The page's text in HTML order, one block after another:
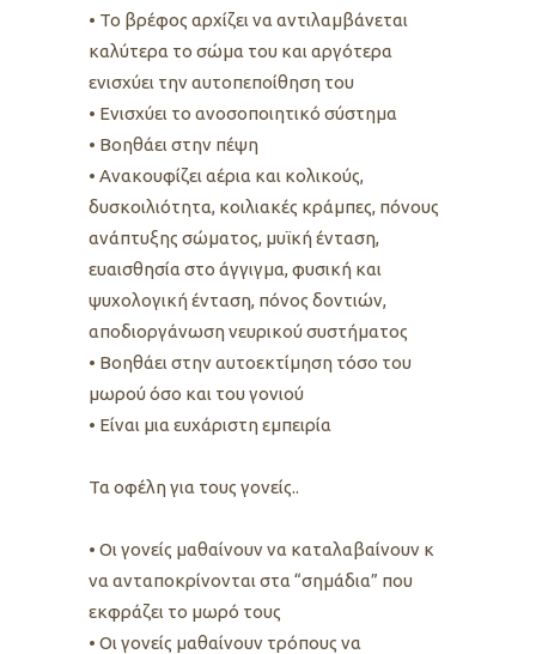
• Το βρέφος αρχίζει να αντιλαμβάνεται
καλύτερα το σώμα του και αργότερα
ενισχύει την αυτοπεποίθηση του
• Ενισχύει το ανοσοποιητικό σύστημα
• Βοηθάει στην πέψη
• Ανακουφίζει αέρια και κολικούς,
δυσκοιλιότητα, κοιλιακές κράμπες, πόνους
ανάπτυξης σώματος, μυϊκή ένταση,
ευαισθησία στο άγγιγμα, φυσική και
ψυχολογική ένταση, πόνος δοντιών,
αποδιοργάνωση νευρικού συστήματος
• Boηθάει στην αυτοεκτίμηση τόσο του
μωρού όσο και του γονιού
• Είναι μια ευχάριστη εμπειρία
Τα οφέλη για τους γονείς..
• Οι γονείς μαθαίνουν να καταλαβαίνουν κ
να ανταποκρίνονται στα “σημάδια” που
εκφράζει το μωρό τους
• Οι γονείς μαθαίνουν τρόπους να